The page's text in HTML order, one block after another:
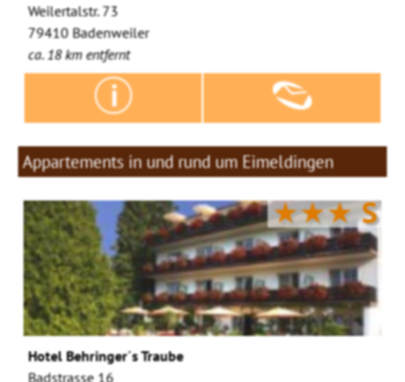
Weilertalstr. 73
79410 Badenweiler
ca. 18 km entfernt
Appartements in und rund um Eimeldingen
★★★S
Hotel Behringer´s Traube
Badstrasse 16